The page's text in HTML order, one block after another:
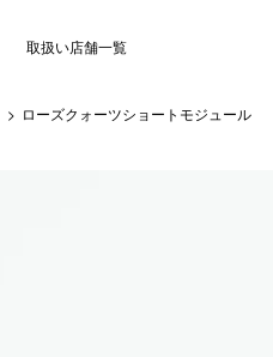
取扱い店舗一覧
ローズクォーツショートモジュール